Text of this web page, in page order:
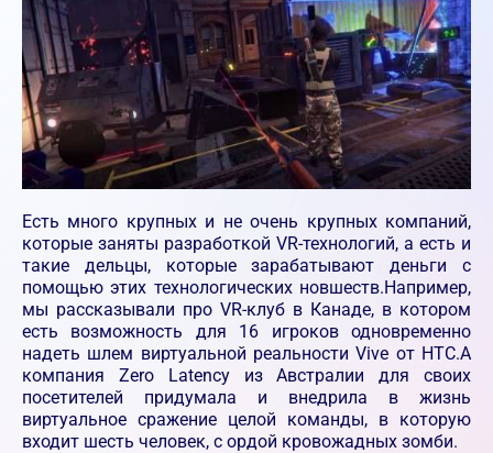
Есть много крупных и не очень крупных компаний,
которые заняты разработкой VR-технологий, а есть и
такие дельцы, которые зарабатывают деньги с
помощью этих технологических новшеств.Например,
мы рассказывали про VR-клуб в Канаде, в котором
есть возможность для 16 игроков одновременно
надеть шлем виртуальной реальности Vive от НТС.А
компания Zero Latency из Австралии для своих
посетителей придумала и внедрила в жизнь
виртуальное сражение целой команды, в которую
входит шесть человек, с ордой кровожадных зомби.